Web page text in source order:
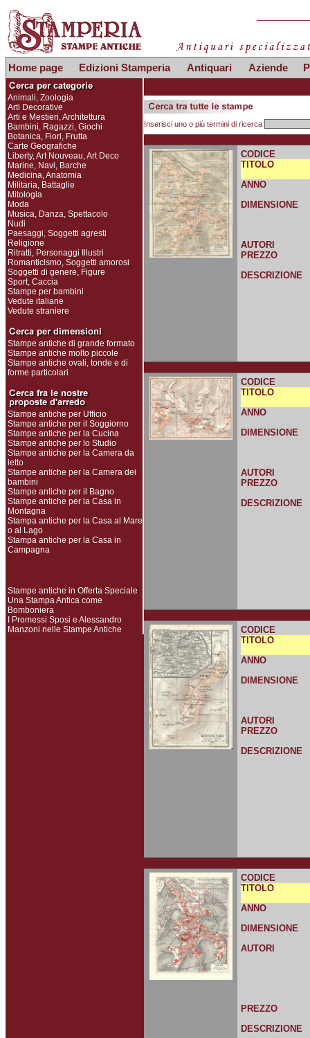
Home page Edizioni Stamperia Antiquari Aziende
Animali, Zoologia
Arti Decorative
Arti e Mestieri, Architettura
Bambini, Ragazzi, Giochi
Botanica, Fiori, Frutta
Carte Geografiche
Liberty, Art Nouveau, Art Deco
Marine, Navi, Barche
Medicina, Anatomia
Militaria, Battaglie
Mitologia
Moda
Musica, Danza, Spettacolo
Nudi
Paesaggi, Soggetti agresti
Religione
Ritratti, Personaggi Illustri
Romanticismo, Soggetti amorosi
Soggetti di genere, Figure
Sport, Caccia
Stampe per bambini
Vedute italiane
Vedute straniere
Stampe antiche di grande formato
Stampe antiche molto piccole
Stampe antiche ovali, tonde e di
forme particolari
Stampe antiche per Ufficio
Stampe antiche per il Soggiorno
Stampe antiche per la Cucina
Stampe antiche per lo Studio
Stampe antiche per la Camera da
letto
Stampe antiche per la Camera dei
bambini
Stampe antiche per il Bagno
Stampe antiche per la Casa in
Montagna
Stampa antiche per la Casa al Mare
o al Lago
Stampa antiche per la Casa in
Campagna
Stampe antiche in Offerta Speciale
Una Stampa Antica come
Bomboniera
I Promessi Sposi e Alessandro
Manzoni nelle Stampe Antiche
Inserisci uno o più termini di ricerca
CODICE
TITOLO
ANNO
DIMENSIONE
AUTORI
PREZZO
DESCRIZIONE
CODICE
TITOLO
ANNO
DIMENSIONE
AUTORI
PREZZO
DESCRIZIONE
CODICE
TITOLO
ANNO
DIMENSIONE
AUTORI
PREZZO
DESCRIZIONE
CODICE
TITOLO
ANNO
DIMENSIONE
AUTORI
PREZZO
DESCRIZIONE